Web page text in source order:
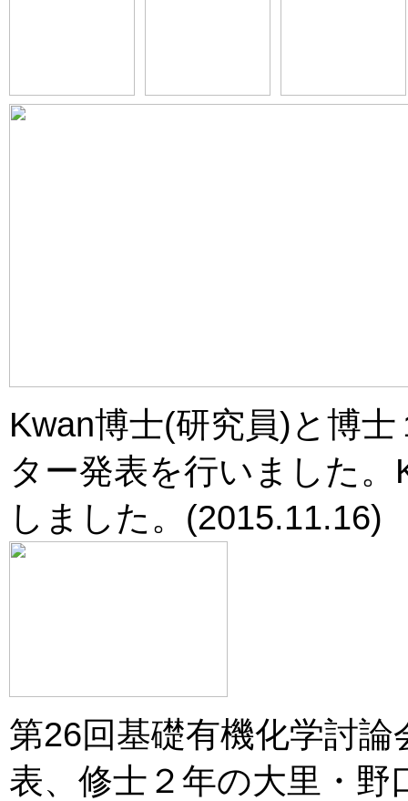
Kwan博士(研究員)と博
ター発表を行いました
しました。(2015.11.16)
第26回基礎有機化学討
表、修士２年の大里・